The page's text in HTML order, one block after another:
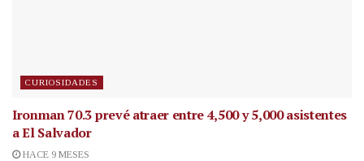
CURIOSIDADES
Ironman 70.3 prevé atraer entre 4,500 y 5,000 asistentes
a El Salvador
HACE 9 MESES